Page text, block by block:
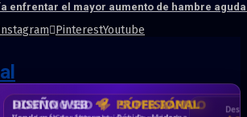
enfrentar el mayor aumento de hambre
PinterestYoutube
HOSTING SSD SÚPER RÁPIDO
DISEÑO WEB PROFESIONAL
CRM & DASHBOARD A MEDIDA
CORREO CORPORATIVO